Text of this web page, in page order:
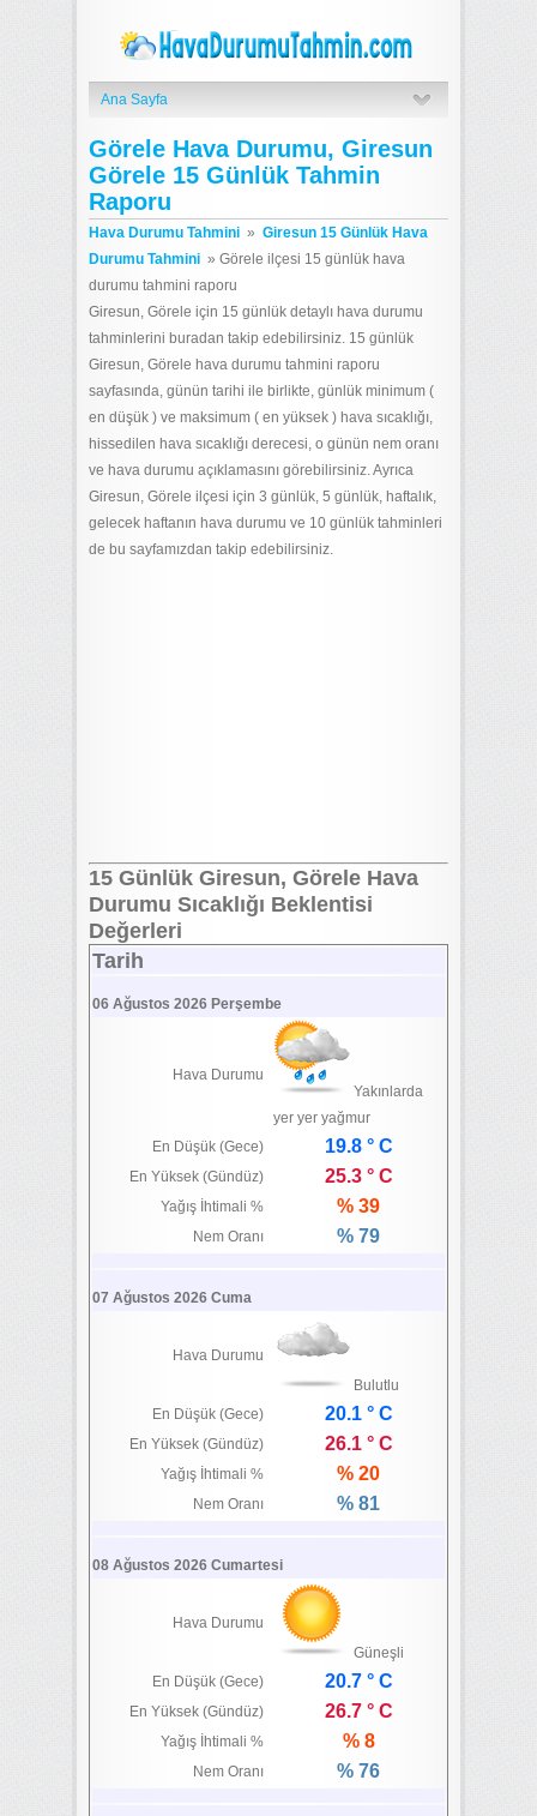
Ana Sayfa
Görele Hava Durumu, Giresun
Görele 15 Günlük Tahmin
Raporu
Hava Durumu Tahmini » Giresun 15 Günlük Hava
Durumu Tahmini » Görele ilçesi 15 günlük hava
durumu tahmini raporu
Giresun, Görele için 15 günlük detaylı hava durumu
tahminlerini buradan takip edebilirsiniz. 15 günlük
Giresun, Görele hava durumu tahmini raporu
sayfasında, günün tarihi ile birlikte, günlük minimum (
en düşük ) ve maksimum ( en yüksek ) hava sıcaklığı,
hissedilen hava sıcaklığı derecesi, o günün nem oranı
ve hava durumu açıklamasını görebilirsiniz. Ayrıca
Giresun, Görele ilçesi için 3 günlük, 5 günlük, haftalık,
gelecek haftanın hava durumu ve 10 günlük tahminleri
de bu sayfamızdan takip edebilirsiniz.
15 Günlük Giresun, Görele Hava
Durumu Sıcaklığı Beklentisi
Değerleri
Tarih
06 Ağustos 2026 Perşembe
Hava Durumu
Yakınlarda
yer yer yağmur
En Düşük (Gece)
19.8 ° C
En Yüksek (Gündüz) 25.3 ° C
Yağış İhtimali % % 39
Nem Oranı % 79
07 Ağustos 2026 Cuma
Hava Durumu
Bulutlu
En Düşük (Gece)
20.1 ° C
En Yüksek (Gündüz) 26.1 ° C
Yağış İhtimali % % 20
Nem Oranı % 81
08 Ağustos 2026 Cumartesi
Hava Durumu
Güneşli
En Düşük (Gece)
20.7 ° C
En Yüksek (Gündüz) 26.7 ° C
Yağış İhtimali % % 8
Nem Oranı % 76